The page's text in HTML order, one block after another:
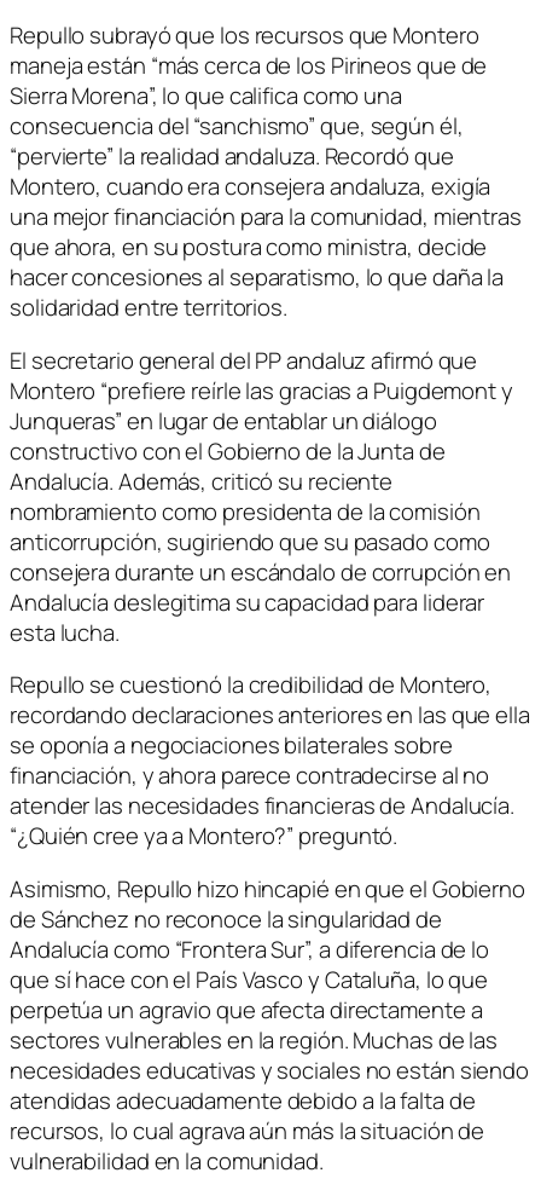
Repullo subrayó que los recursos que Montero
maneja están “más cerca de los Pirineos que de
Sierra Morena”, lo que califica como una
consecuencia del “sanchismo” que, según él,
“pervierte” la realidad andaluza. Recordó que
Montero, cuando era consejera andaluza, exigía
una mejor financiación para la comunidad, mientras
que ahora, en su postura como ministra, decide
hacer concesiones al separatismo, lo que daña la
solidaridad entre territorios.
El secretario general del PP andaluz afirmó que
Montero “prefiere reírle las gracias a Puigdemont y
Junqueras” en lugar de entablar un diálogo
constructivo con el Gobierno de la Junta de
Andalucía. Además, criticó su reciente
nombramiento como presidenta de la comisión
anticorrupción, sugiriendo que su pasado como
consejera durante un escándalo de corrupción en
Andalucía deslegitima su capacidad para liderar
esta lucha.
Repullo se cuestionó la credibilidad de Montero,
recordando declaraciones anteriores en las que ella
se oponía a negociaciones bilaterales sobre
financiación, y ahora parece contradecirse al no
atender las necesidades financieras de Andalucía.
“¿Quién cree ya a Montero?” preguntó.
Asimismo, Repullo hizo hincapié en que el Gobierno
de Sánchez no reconoce la singularidad de
Andalucía como “Frontera Sur”, a diferencia de lo
que sí hace con el País Vasco y Cataluña, lo que
perpetúa un agravio que afecta directamente a
sectores vulnerables en la región. Muchas de las
necesidades educativas y sociales no están siendo
atendidas adecuadamente debido a la falta de
recursos, lo cual agrava aún más la situación de
vulnerabilidad en la comunidad.